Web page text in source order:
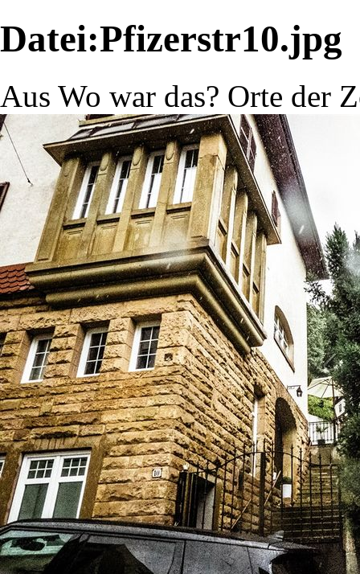
Datei:Pfizerstr10.jpg
Aus Wo war das? Orte der